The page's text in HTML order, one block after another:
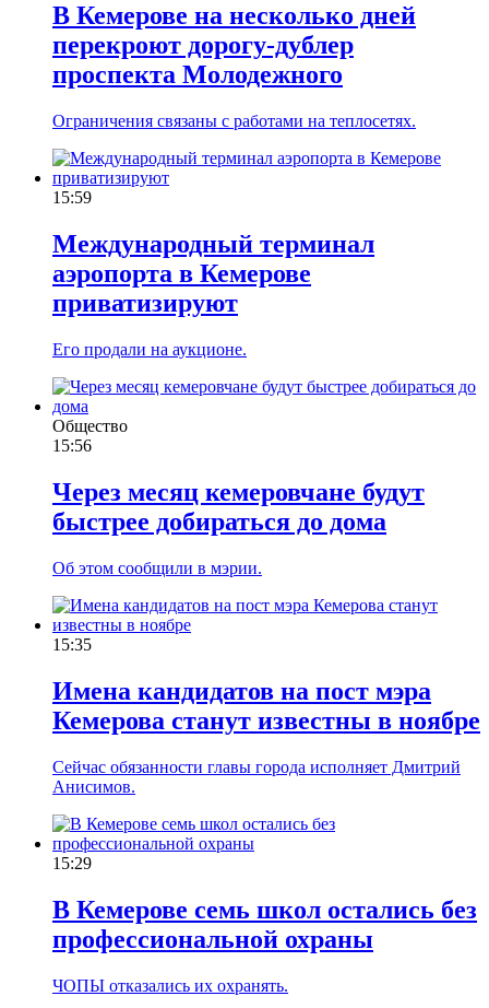
В Кемерове на несколько дней
перекроют дорогу-дублер
проспекта Молодежного
Ограничения связаны с работами на теплосетях.
15:59
Международный терминал
аэропорта в Кемерове
приватизируют
Его продали на аукционе.
Общество
15:56
Через месяц кемеровчане будут
быстрее добираться до дома
Об этом сообщили в мэрии.
15:35
Имена кандидатов на пост мэра
Кемерова станут известны в ноябре
Сейчас обязанности главы города исполняет Дмитрий
Анисимов.
15:29
В Кемерове семь школ остались без
профессиональной охраны
ЧОПЫ отказались их охранять.